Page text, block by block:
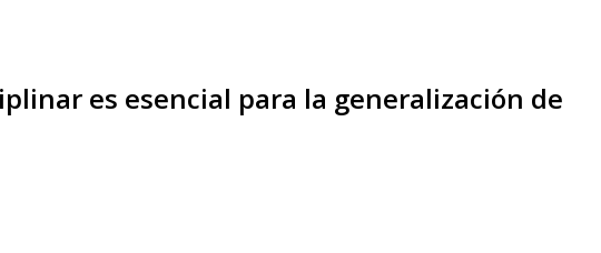
es esencial para la generalización de